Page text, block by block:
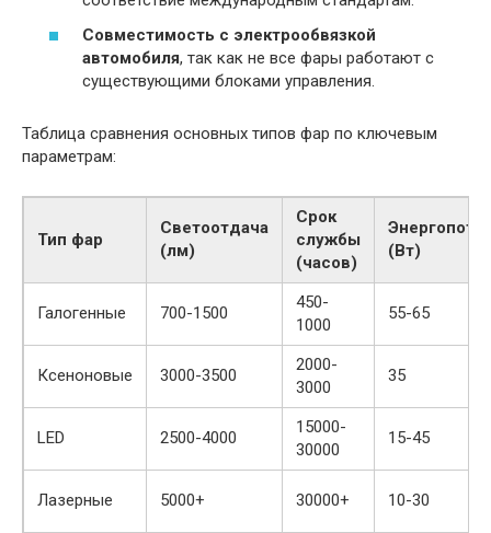
Совместимость с электрообвязкой
автомобиля, так как не все фары работают с
существующими блоками управления.
Таблица сравнения основных типов фар по ключевым
параметрам:
Тип фар
Светоотдача
(лм)
Срок
службы
(часов)
(Вт)
Галогенные 700-1500
450-
1000
55-65
Ксеноновые 3000-3500
2000-
3000
35
LED 2500-4000
15000-
30000
15-45
Лазерные 5000+ 30000+ 10-30